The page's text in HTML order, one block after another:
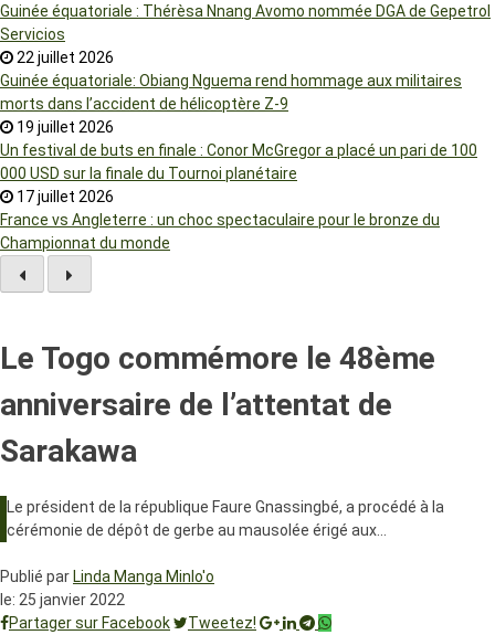
Guinée équatoriale : Thérèsa Nnang Avomo nommée DGA de Gepetrol
Servicios
22 juillet 2026
Guinée équatoriale: Obiang Nguema rend hommage aux militaires
morts dans l’accident de hélicoptère Z-9
19 juillet 2026
Un festival de buts en finale : Conor McGregor a placé un pari de 100
000 USD sur la finale du Tournoi planétaire
17 juillet 2026
France vs Angleterre : un choc spectaculaire pour le bronze du
Championnat du monde
Le Togo commémore le 48ème
anniversaire de l’attentat de
Sarakawa
Le président de la république Faure Gnassingbé, a procédé à la
cérémonie de dépôt de gerbe au mausolée érigé aux…
Publié par Linda Manga Minlo'o
le: 25 janvier 2022
Partager sur Facebook
Tweetez!